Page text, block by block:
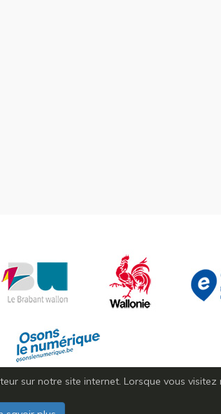
sur notre site internet. Lorsque vous